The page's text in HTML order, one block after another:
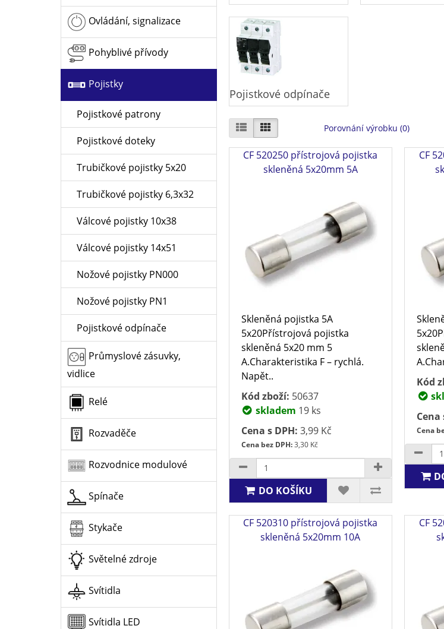
Ovládání, signalizace
Pohyblivé přívody
Pojistky
Pojistkové patrony
Pojistkové doteky
Trubičkové pojistky 5x20
Trubičkové pojistky 6,3x32
Válcové pojistky 10x38
Válcové pojistky 14x51
Nožové pojistky PN000
Nožové pojistky PN1
Pojistkové odpínače
Průmyslové zásuvky,
vidlice
Relé
Rozvaděče
Rozvodnice modulové
Spínače
Stykače
Světelné zdroje
Svítidla
Svítidla LED
Pojistkové odpínače
Porovnání výrobku (0)
CF 520250 přístrojová pojistka
skleněná 5x20mm 5A
Skleněná pojistka 5A
5x20Přístrojová pojistka
skleněná 5x20 mm 5
A.Charakteristika F – rychlá.
Napět..
Kód zboží: 50637
skladem 19 ks
Cena s DPH: 3,99 Kč
Cena bez DPH:3,30 Kč
DO KOŠÍKU
CF
Kód
Cena
Cena
CF 520310 přístrojová pojistka
skleněná 5x20mm 10A
CF